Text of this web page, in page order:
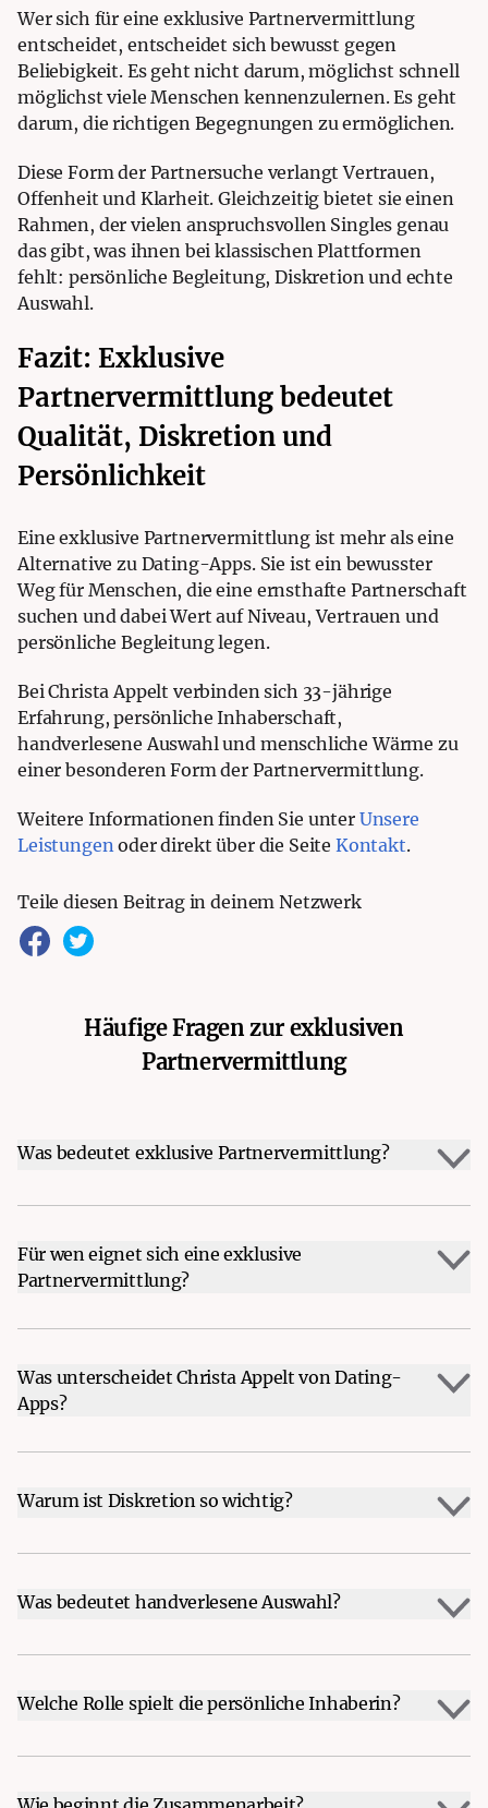
Wer sich für eine exklusive Partnervermittlung
entscheidet, entscheidet sich bewusst gegen
Beliebigkeit. Es geht nicht darum, möglichst schnell
möglichst viele Menschen kennenzulernen. Es geht
darum, die richtigen Begegnungen zu ermöglichen.
Diese Form der Partnersuche verlangt Vertrauen,
Offenheit und Klarheit. Gleichzeitig bietet sie einen
Rahmen, der vielen anspruchsvollen Singles genau
das gibt, was ihnen bei klassischen Plattformen
fehlt: persönliche Begleitung, Diskretion und echte
Auswahl.
Fazit: Exklusive
Partnervermittlung bedeutet
Qualität, Diskretion und
Persönlichkeit
Eine exklusive Partnervermittlung ist mehr als eine
Alternative zu Dating-Apps. Sie ist ein bewusster
Weg für Menschen, die eine ernsthafte Partnerschaft
suchen und dabei Wert auf Niveau, Vertrauen und
persönliche Begleitung legen.
Bei Christa Appelt verbinden sich 33-jährige
Erfahrung, persönliche Inhaberschaft,
handverlesene Auswahl und menschliche Wärme zu
einer besonderen Form der Partnervermittlung.
Weitere Informationen finden Sie unter Unsere
Leistungen oder direkt über die Seite Kontakt.
Teile diesen Beitrag in deinem Netzwerk
Häufige Fragen zur exklusiven
Partnervermittlung
Was bedeutet exklusive Partnervermittlung?
Für wen eignet sich eine exklusive
Partnervermittlung?
Was unterscheidet Christa Appelt von Dating-
Apps?
Warum ist Diskretion so wichtig?
Was bedeutet handverlesene Auswahl?
Welche Rolle spielt die persönliche Inhaberin?